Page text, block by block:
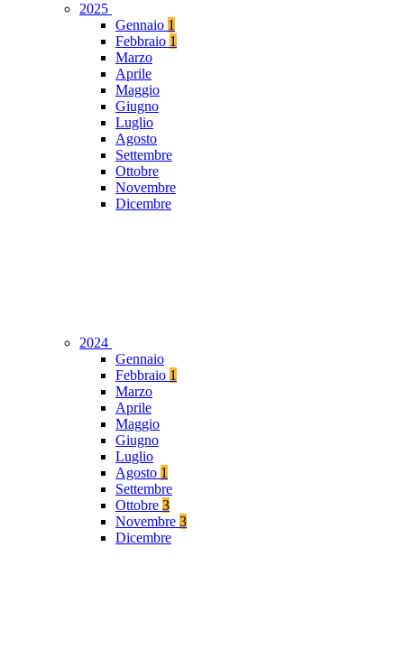
2025
Gennaio 1
Febbraio 1
Marzo
Aprile
Maggio
Giugno
Luglio
Agosto
Settembre
Ottobre
Novembre
Dicembre
2024
Gennaio
Febbraio 1
Marzo
Aprile
Maggio
Giugno
Luglio
Agosto 1
Settembre
Ottobre 3
Novembre 3
Dicembre